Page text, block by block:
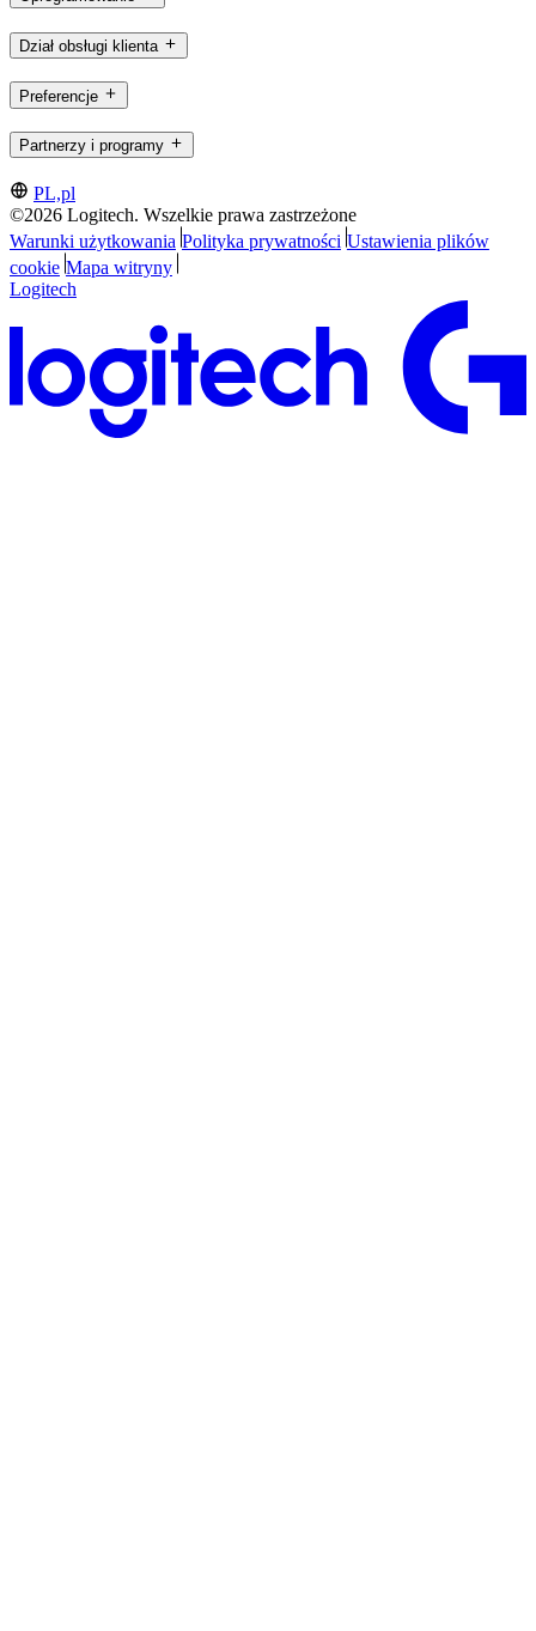
Dział obsługi klienta
Preferencje
Partnerzy i programy
PL,pl
©2026 Logitech. Wszelkie prawa zastrzeżone
Warunki użytkowania Polityka prywatności Ustawienia plików
cookie Mapa witryny
Logitech